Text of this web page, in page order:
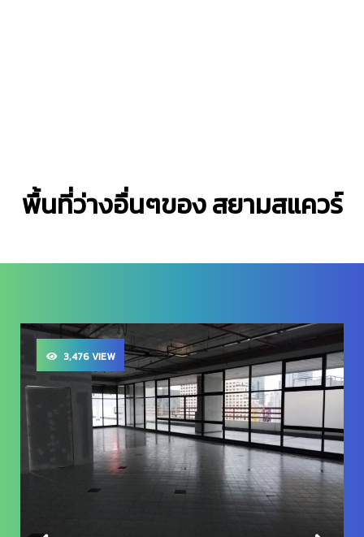
พื้นที่ว่างอื่นๆของ สยามสแควร์
3,476 VIEW